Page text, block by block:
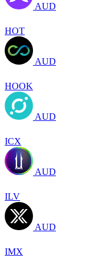
AUD
HOT
AUD
HOOK
AUD
ICX
AUD
ILV
AUD
IMX